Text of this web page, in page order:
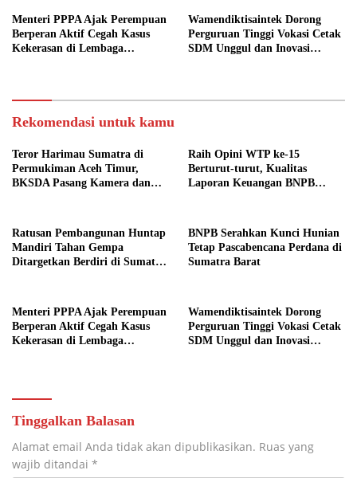
Menteri PPPA Ajak Perempuan
Berperan Aktif Cegah Kasus
Kekerasan di Lembaga
Wamendiktisaintek Dorong
Perguruan Tinggi Vokasi Cetak
SDM Unggul dan Inovasi
Rekomendasi untuk kamu
Teror Harimau Sumatra di
Permukiman Aceh Timur,
BKSDA Pasang Kamera dan
Raih Opini WTP ke-15
Berturut-turut, Kualitas
Laporan Keuangan BNPB
Ratusan Pembangunan Huntap
Mandiri Tahan Gempa
Ditargetkan Berdiri di Sumatra
BNPB Serahkan Kunci Hunian
Tetap Pascabencana Perdana di
Sumatra Barat
Menteri PPPA Ajak Perempuan
Berperan Aktif Cegah Kasus
Kekerasan di Lembaga
Wamendiktisaintek Dorong
Perguruan Tinggi Vokasi Cetak
SDM Unggul dan Inovasi
Tinggalkan Balasan
Alamat email Anda tidak akan dipublikasikan. Ruas yang
wajib ditandai *